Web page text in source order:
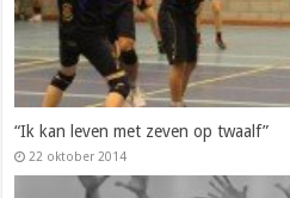
“Ik kan leven met zeven op twaalf”
22 oktober 2014